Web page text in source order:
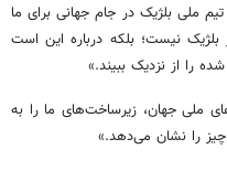
ملی بلژیک در جام جهانی برای ما
بلژیک نیست؛ بلکه درباره این است
را از نزدیک ببیند.»
ملی جهان، زیرساخت‌های ما را به
چیز را نشان می‌دهد.»